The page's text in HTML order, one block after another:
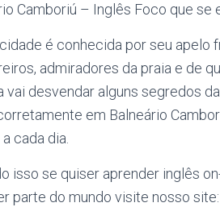
Camboriú – Inglês Foco que
é conhecida por seu apelo
admiradores da praia e de
vai desvendar alguns segredos
em Balneário
cada dia.
isso se quiser aprender inglês
parte do mundo visite nosso site: